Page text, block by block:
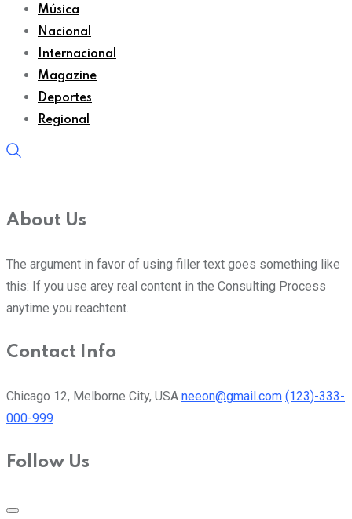
Música
Nacional
Internacional
Magazine
Deportes
Regional
About Us
The argument in favor of using filler text goes something like
this: If you use arey real content in the Consulting Process
anytime you reachtent.
Contact Info
Chicago 12, Melborne City, USA neeon@gmail.com (123)-333-
000-999
Follow Us